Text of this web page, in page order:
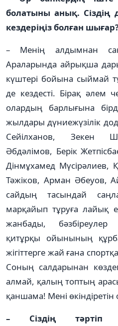
болатыны анық. Сіздің
кездеріңіз болған
– Менің алдымнан
Араларында ай­рықша
күштері бойына сыймай
де кездесті. Бірақ әлем
олардың бар­лы­ғына
жылдары дүниежүзілік
Сейілханов, Зе­кен
Әбдәлімов, Берік
Дінмұхамед Мүсірәлиев,
Тәжіков, Арман Әбеуов,
сайдың тасындай
марқайып тұруға лайық
жанбады, бәзбіреулер
қитұрқы ойынының
жігіттерге жай ғана
Соның салдарынан
ал­­май, қалың топтың
қаншама! Ме­ні
– Сіздің тәртіп